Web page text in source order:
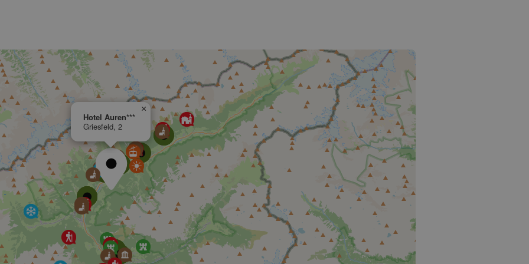
Hotel Auren***
Griesfeld, 2
×